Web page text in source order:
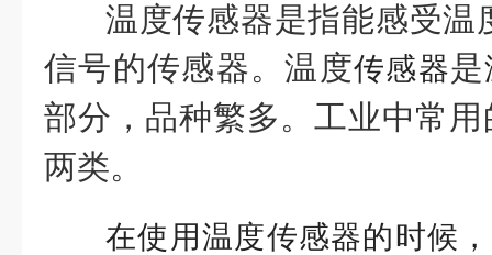
温度传感器是指能感受温
信号的传感器。温度传感器是
部分，品种繁多。工业中常
两类。
在使用温度传感器的时候